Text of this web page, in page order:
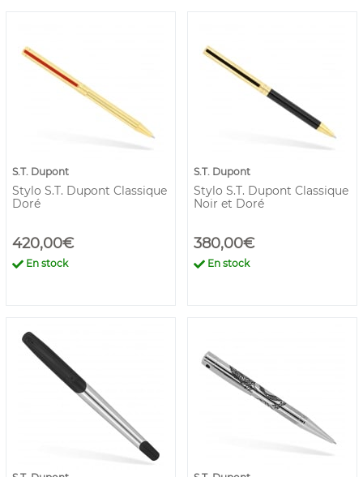
S.T. Dupont
Stylo S.T. Dupont Classique
Doré
420,00€
En stock
S.T. Dupont
Stylo S.T. Dupont Classique
Noir et Doré
380,00€
En stock